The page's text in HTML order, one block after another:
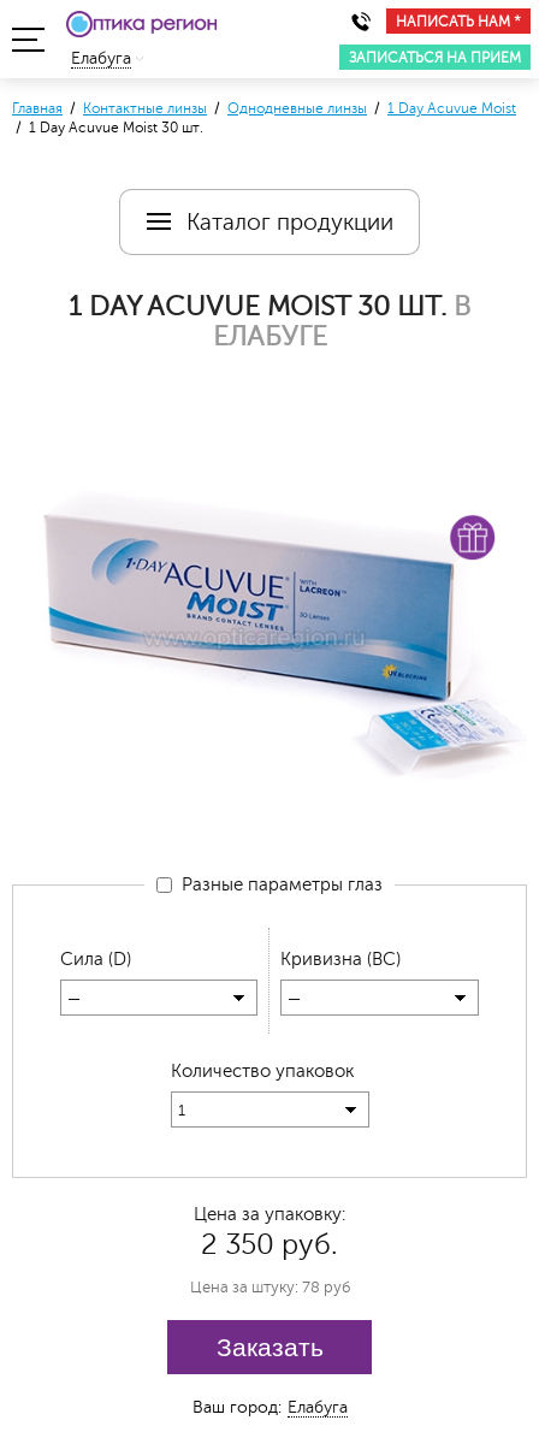
НАПИСАТЬ НАМ *
ЗАПИСАТЬСЯ НА ПРИЕМ
Елабуга
Главная / Контактные линзы / Однодневные линзы / 1 Day Acuvue Moist
/ 1 Day Acuvue Moist 30 шт.
Каталог продукции
1 DAY ACUVUE MOIST 30 ШТ. В
ЕЛАБУГЕ
Разные параметры глаз
Сила (D)
—
Кривизна (BC)
—
Количество упаковок
1
Цена за упаковку:
2 350 руб.
Цена за штуку: 78 руб
Заказать
Ваш город: Елабуга